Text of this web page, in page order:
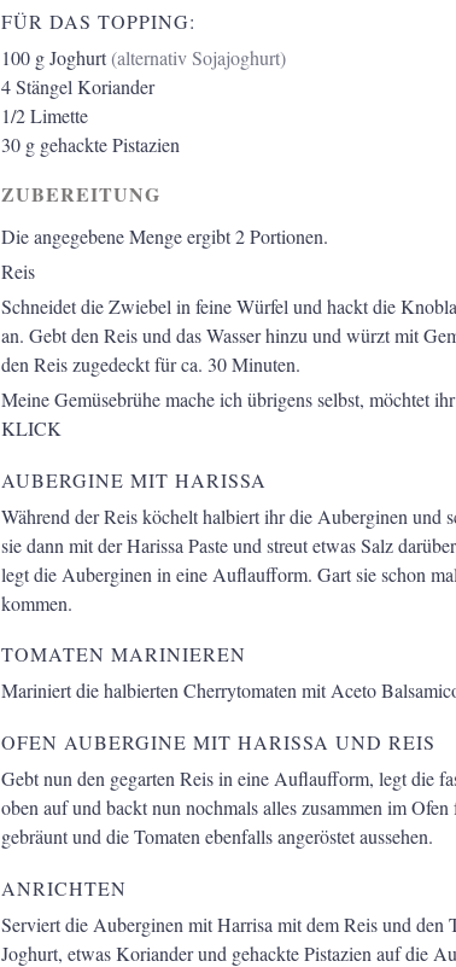
FÜR DAS TOPPING:
100 gJoghurt (alternativ Sojajoghurt)
4Stängel Koriander
1/2Limette
30 g gehackte Pistazien
ZUBEREITUNG
Die angegebene Menge ergibt 2 Portionen.
Reis
Schneidet die Zwiebel in feine Würfel und hackt die
an. Gebt den Reis und das Wasser hinzu und würzt mit
den Reis zugedeckt für ca. 30 Minuten.
Meine Gemüsebrühe mache ich übrigens selbst, möchtet
KLICK
AUBERGINE MIT HARISSA
Während der Reis köchelt halbiert ihr die Auberginen und
sie dann mit der Harissa Paste und streut etwas Salz
legt die Auberginen in eine Auflaufform. Gart sie schon
kommen.
TOMATEN MARINIEREN
Mariniert die halbierten Cherrytomaten mit Aceto
OFEN AUBERGINE MIT HARISSA UND REIS
Gebt nun den gegarten Reis in eine Auflaufform, legt die
oben auf und backt nun nochmals alles zusammen im
gebräunt und die Tomaten ebenfalls angeröstet aussehen.
ANRICHTEN
Serviert die Auberginen mit Harrisa mit dem Reis und den
Joghurt, etwas Koriander und gehackte Pistazien auf die